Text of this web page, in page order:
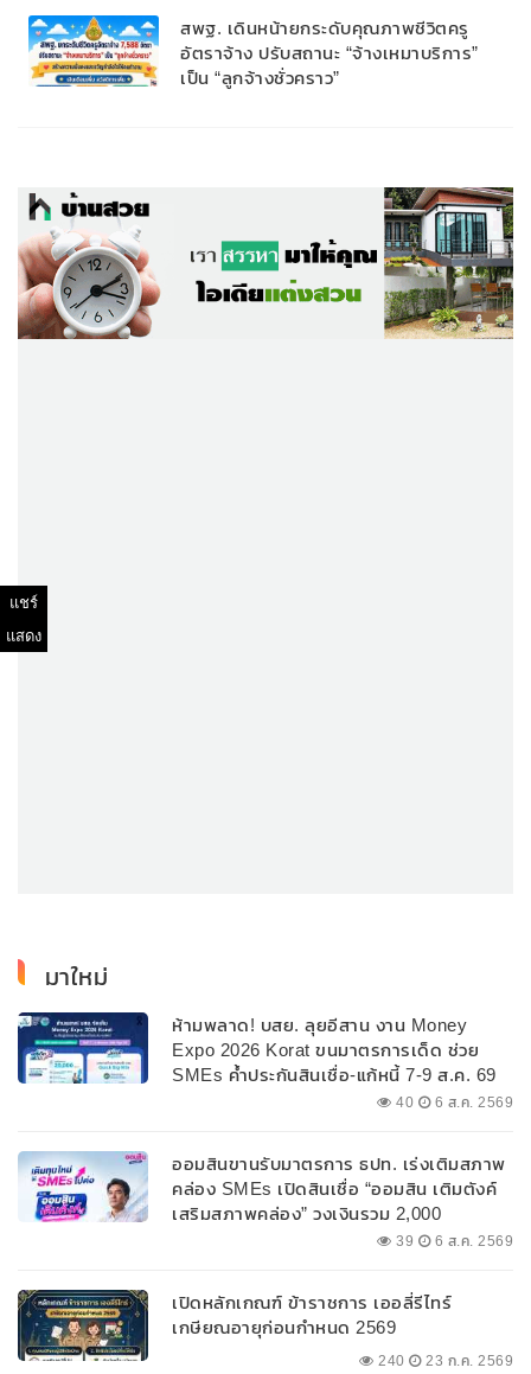
สพฐ. เดินหน้ายกระดับคุณภาพชีวิตครู
อัตราจ้าง ปรับสถานะ “จ้างเหมาบริการ”
เป็น “ลูกจ้างชั่วคราว”
แชร์
แสดง
มาใหม่
ห้ามพลาด! บสย. ลุยอีสาน งาน Money
Expo 2026 Korat ขนมาตรการเด็ด ช่วย
SMEs ค้ำประกันสินเชื่อ-แก้หนี้ 7-9 ส.ค. 69
40 6 ส.ค. 2569
ออมสินขานรับมาตรการ ธปท. เร่งเติมสภาพ
คล่อง SMEs เปิดสินเชื่อ “ออมสิน เติมตังค์
เสริมสภาพคล่อง” วงเงินรวม 2,000
ลบ.สนับสนุนเงินทุนหมุนเวียนวงเงินกู้สูงสุด
39 6 ส.ค. 2569
เปิดหลักเกณฑ์ ข้าราชการ เออลี่รีไทร์
เกษียณอายุก่อนกำหนด 2569
240 23 ก.ค. 2569